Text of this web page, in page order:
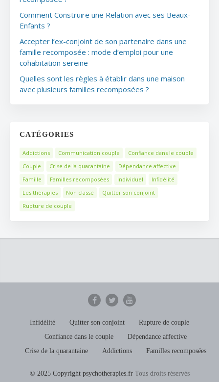
Comment Construire une Relation avec ses Beaux-
Enfants ?
Accepter l’ex-conjoint de son partenaire dans une
famille recomposée : mode d’emploi pour une
cohabitation sereine
Quelles sont les règles à établir dans une maison
avec plusieurs familles recomposées ?
CATÉGORIES
Addictions Communication couple
Confiance dans le couple
Couple
Crise de la quarantaine
Dépendance affective
Famille
Familles recomposées Individuel
Infidélité
Les thérapies
Non classé
Quitter son conjoint
Rupture de couple
Infidélité Quitter son conjoint
Rupture de couple
Confiance dans le couple
Dépendance affective
Crise de la quarantaine
Addictions Familles recomposées
© 2025 Copyright psychotherapies.frTous droits réservés